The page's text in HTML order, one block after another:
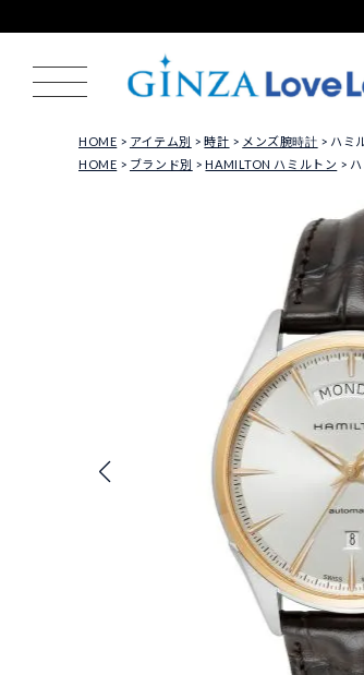
HOME アイテム別 時計 メンズ腕時計
ハミ
HOME
ブランド別 HAMILTON ハミルトン